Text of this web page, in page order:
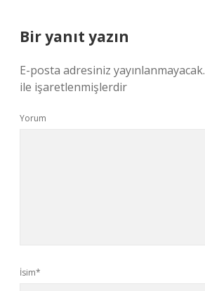
Bir yanıt yazın
E-posta adresiniz yayınlanmayacak.
ile işaretlenmişlerdir
Yorum
İsim*